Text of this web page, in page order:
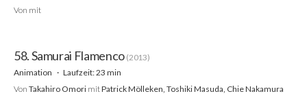
Von mit
58. Samurai Flamenco (2013)
Animation
Laufzeit: 23 min
Von Takahiro Omori mitPatrick Mölleken, Toshiki Masuda, Chie Nakamura